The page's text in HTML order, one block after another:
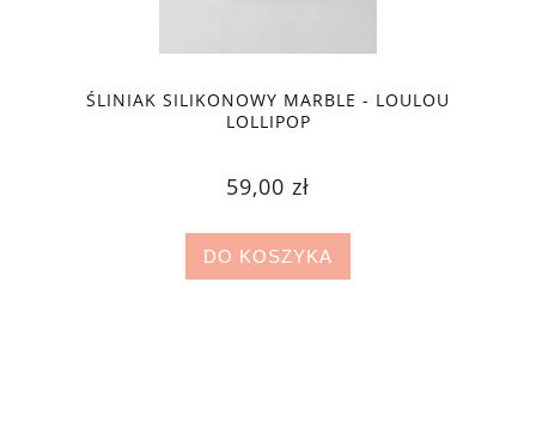
ŚLINIAK SILIKONOWY MARBLE - LOULOU
LOLLIPOP
59,00 zł
DO KOSZYKA